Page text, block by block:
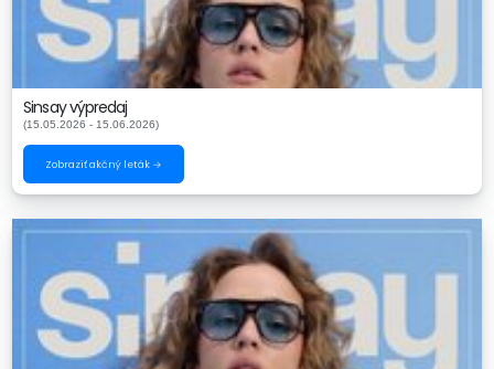
Sinsay výpredaj
(15.05.2026 - 15.06.2026)
Zobraziť akčný leták →